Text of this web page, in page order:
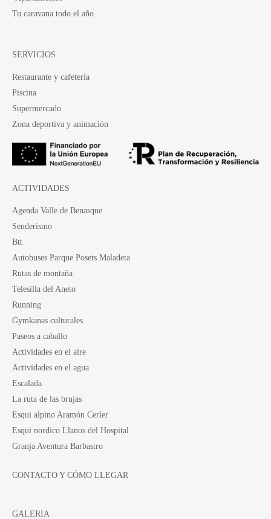
Tu caravana todo el año
SERVICIOS
Restaurante y cafetería
Piscina
Supermercado
Zona deportiva y animación
ACTIVIDADES
Agenda Valle de Benasque
Senderismo
Btt
Autobuses Parque Posets Maladeta
Rutas de montaña
Telesilla del Aneto
Running
Gymkanas culturales
Paseos a caballo
Actividades en el aire
Actividades en el agua
Escalada
La ruta de las brujas
Esqui alpino Aramón Cerler
Esqui nordico Llanos del Hospital
Granja Aventura Barbastro
CONTACTO Y CÓMO LLEGAR
GALERIA